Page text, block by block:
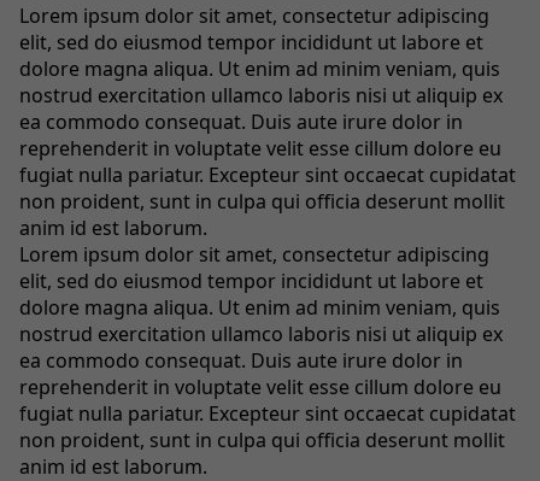
Lorem ipsum dolor sit amet, consectetur adipiscing
elit, sed do eiusmod tempor incididunt ut labore et
dolore magna aliqua. Ut enim ad minim veniam, quis
nostrud exercitation ullamco laboris nisi ut aliquip ex
ea commodo consequat. Duis aute irure dolor in
reprehenderit in voluptate velit esse cillum dolore eu
fugiat nulla pariatur. Excepteur sint occaecat cupidatat
non proident, sunt in culpa qui officia deserunt mollit
anim id est laborum.
Lorem ipsum dolor sit amet, consectetur adipiscing
elit, sed do eiusmod tempor incididunt ut labore et
dolore magna aliqua. Ut enim ad minim veniam, quis
nostrud exercitation ullamco laboris nisi ut aliquip ex
ea commodo consequat. Duis aute irure dolor in
reprehenderit in voluptate velit esse cillum dolore eu
fugiat nulla pariatur. Excepteur sint occaecat cupidatat
non proident, sunt in culpa qui officia deserunt mollit
anim id est laborum.